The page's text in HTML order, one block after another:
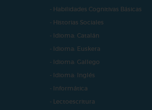
- Habilidades Cognitivas Básicas
- Historias Sociales
- Idioma: Catalán
- Idioma: Euskera
- Idioma: Gallego
- Idioma: Inglés
- Informática
- Lectoescritura